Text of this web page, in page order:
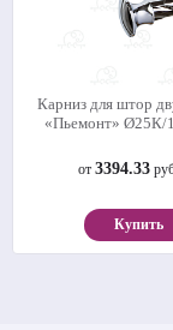
Карниз для штор
«Пьемонт» Ø25К/
от 3394.33
Купить